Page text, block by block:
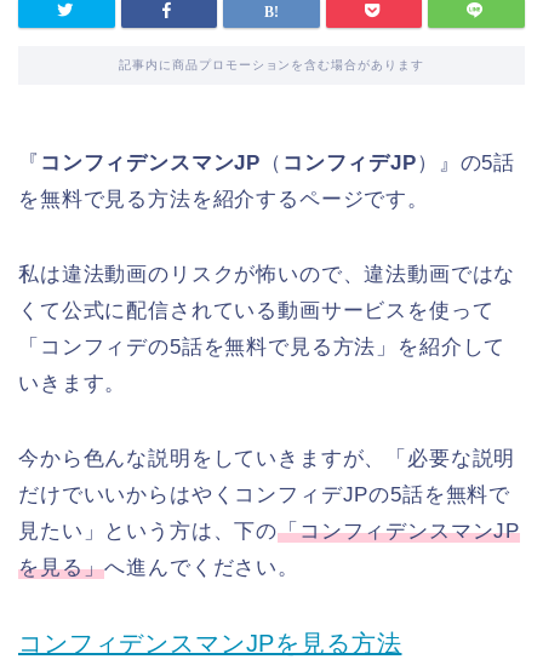
記事内に商品プロモーションを含む場合があります
『 コンフィデンスマンJP （ コンフィデJP）』の5話
を無料で見る方法を紹介するページです。
私は違法動画のリスクが怖いので、違法動画ではな
くて公式に配信されている動画サービスを使って
「コンフィデの5話を無料で見る方法」を紹介して
いきます。
今から色んな説明をしていきますが、「必要な説明
だけでいいからはやくコンフィデJPの5話を無料で
見たい」という方は、下の「コンフィデンスマンJP
を見る」へ進んでください。
コンフィデンスマンJPを見る方法